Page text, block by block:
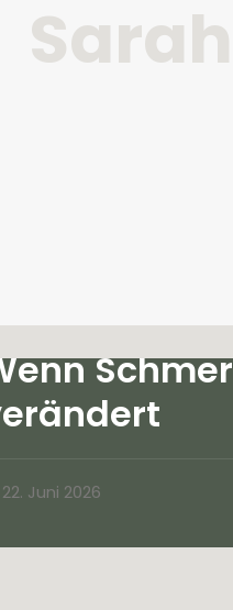
22. Juni 2026